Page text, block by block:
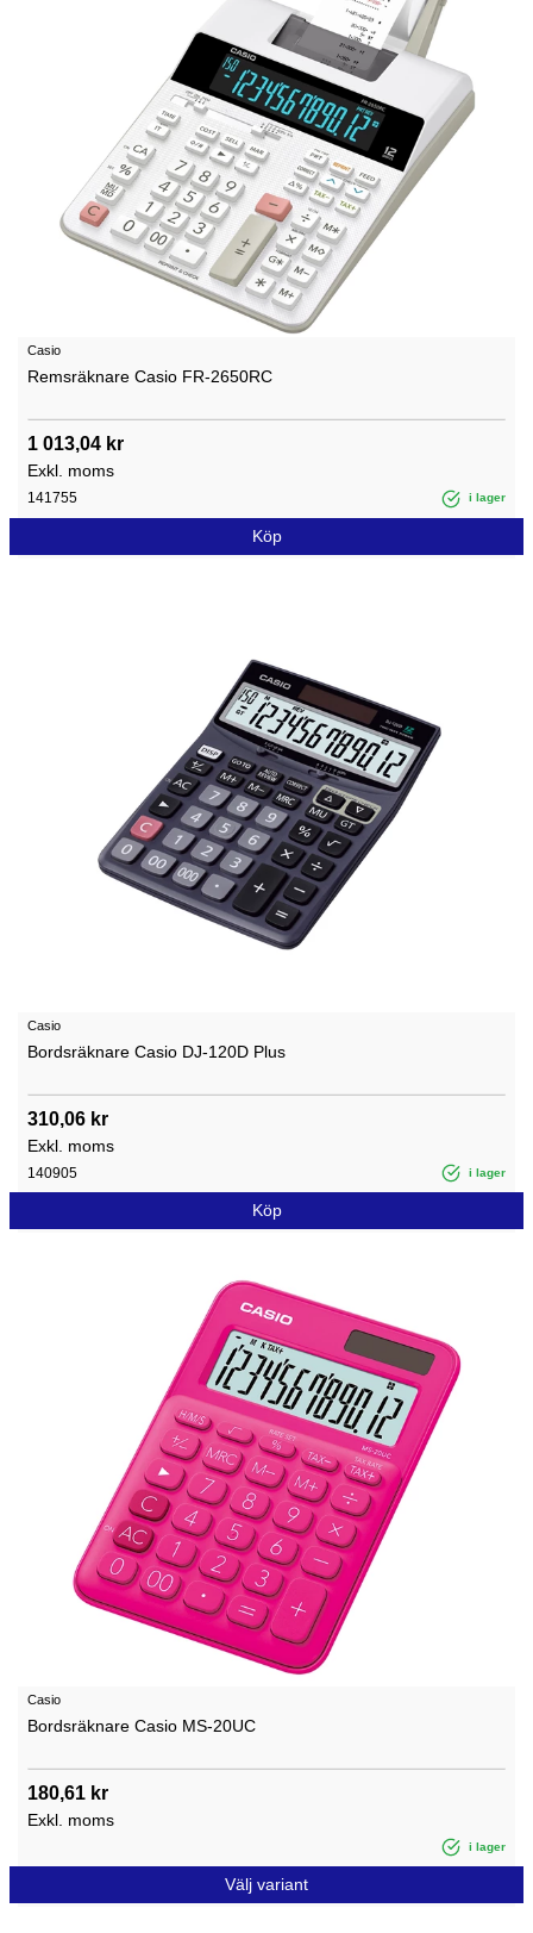
Casio
Remsräknare Casio FR-2650RC
1 013,04 kr
Exkl. moms
141755 i lager
Köp
Casio
Bordsräknare Casio DJ-120D Plus
310,06 kr
Exkl. moms
140905 i lager
Köp
Casio
Bordsräknare Casio MS-20UC
180,61 kr
Exkl. moms
i lager
Välj variant